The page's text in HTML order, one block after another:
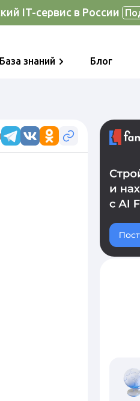
IT-сервис в России
База знаний Блог